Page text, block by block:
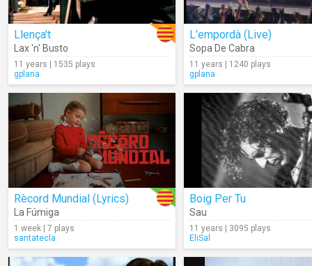
Llença't
Lax 'n' Busto
11 years | 1535 plays
gplana
L'empordà (Live)
Sopa De Cabra
11 years | 1240 plays
gplana
Rècord Mundial (Lyrics)
La Fúmiga
1 week | 7 plays
santatecla
Boig Per Tu
Sau
11 years | 3095 plays
EliSal